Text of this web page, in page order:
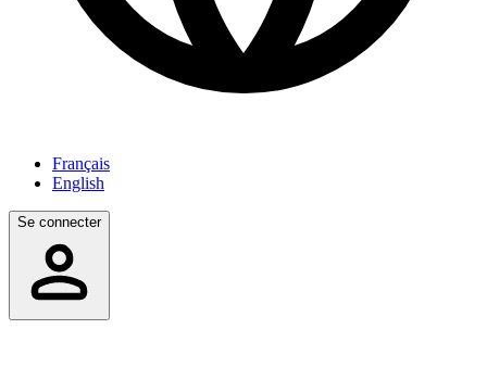
Français
English
Se connecter